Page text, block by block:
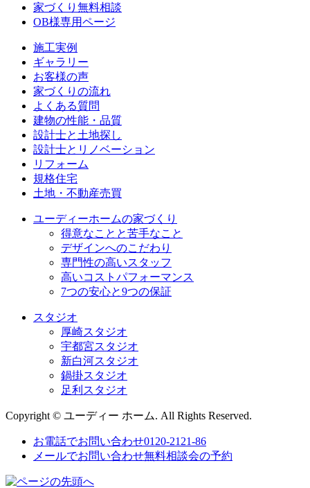
家づくり無料相談
OB様専用ページ
施⼯実例
ギャラリー
お客様の声
家づくりの流れ
よくある質問
建物の性能・品質
設計士と土地探し
設計士とリノベーション
リフォーム
規格住宅
⼟地・不動産売買
ユーディーホームの家づくり
得意なことと苦手なこと
デザインへのこだわり
専⾨性の高いスタッフ
高いコストパフォーマンス
7つの安⼼と9つの保証
スタジオ
厚崎スタジオ
宇都宮スタジオ
新白河スタジオ
鍋掛スタジオ
足利スタジオ
Copyright © ユーディー ホーム. All Rights Reserved.
お電話でお問い合わせ0120-2121-86
メールでお問い合わせ無料相談会の予約